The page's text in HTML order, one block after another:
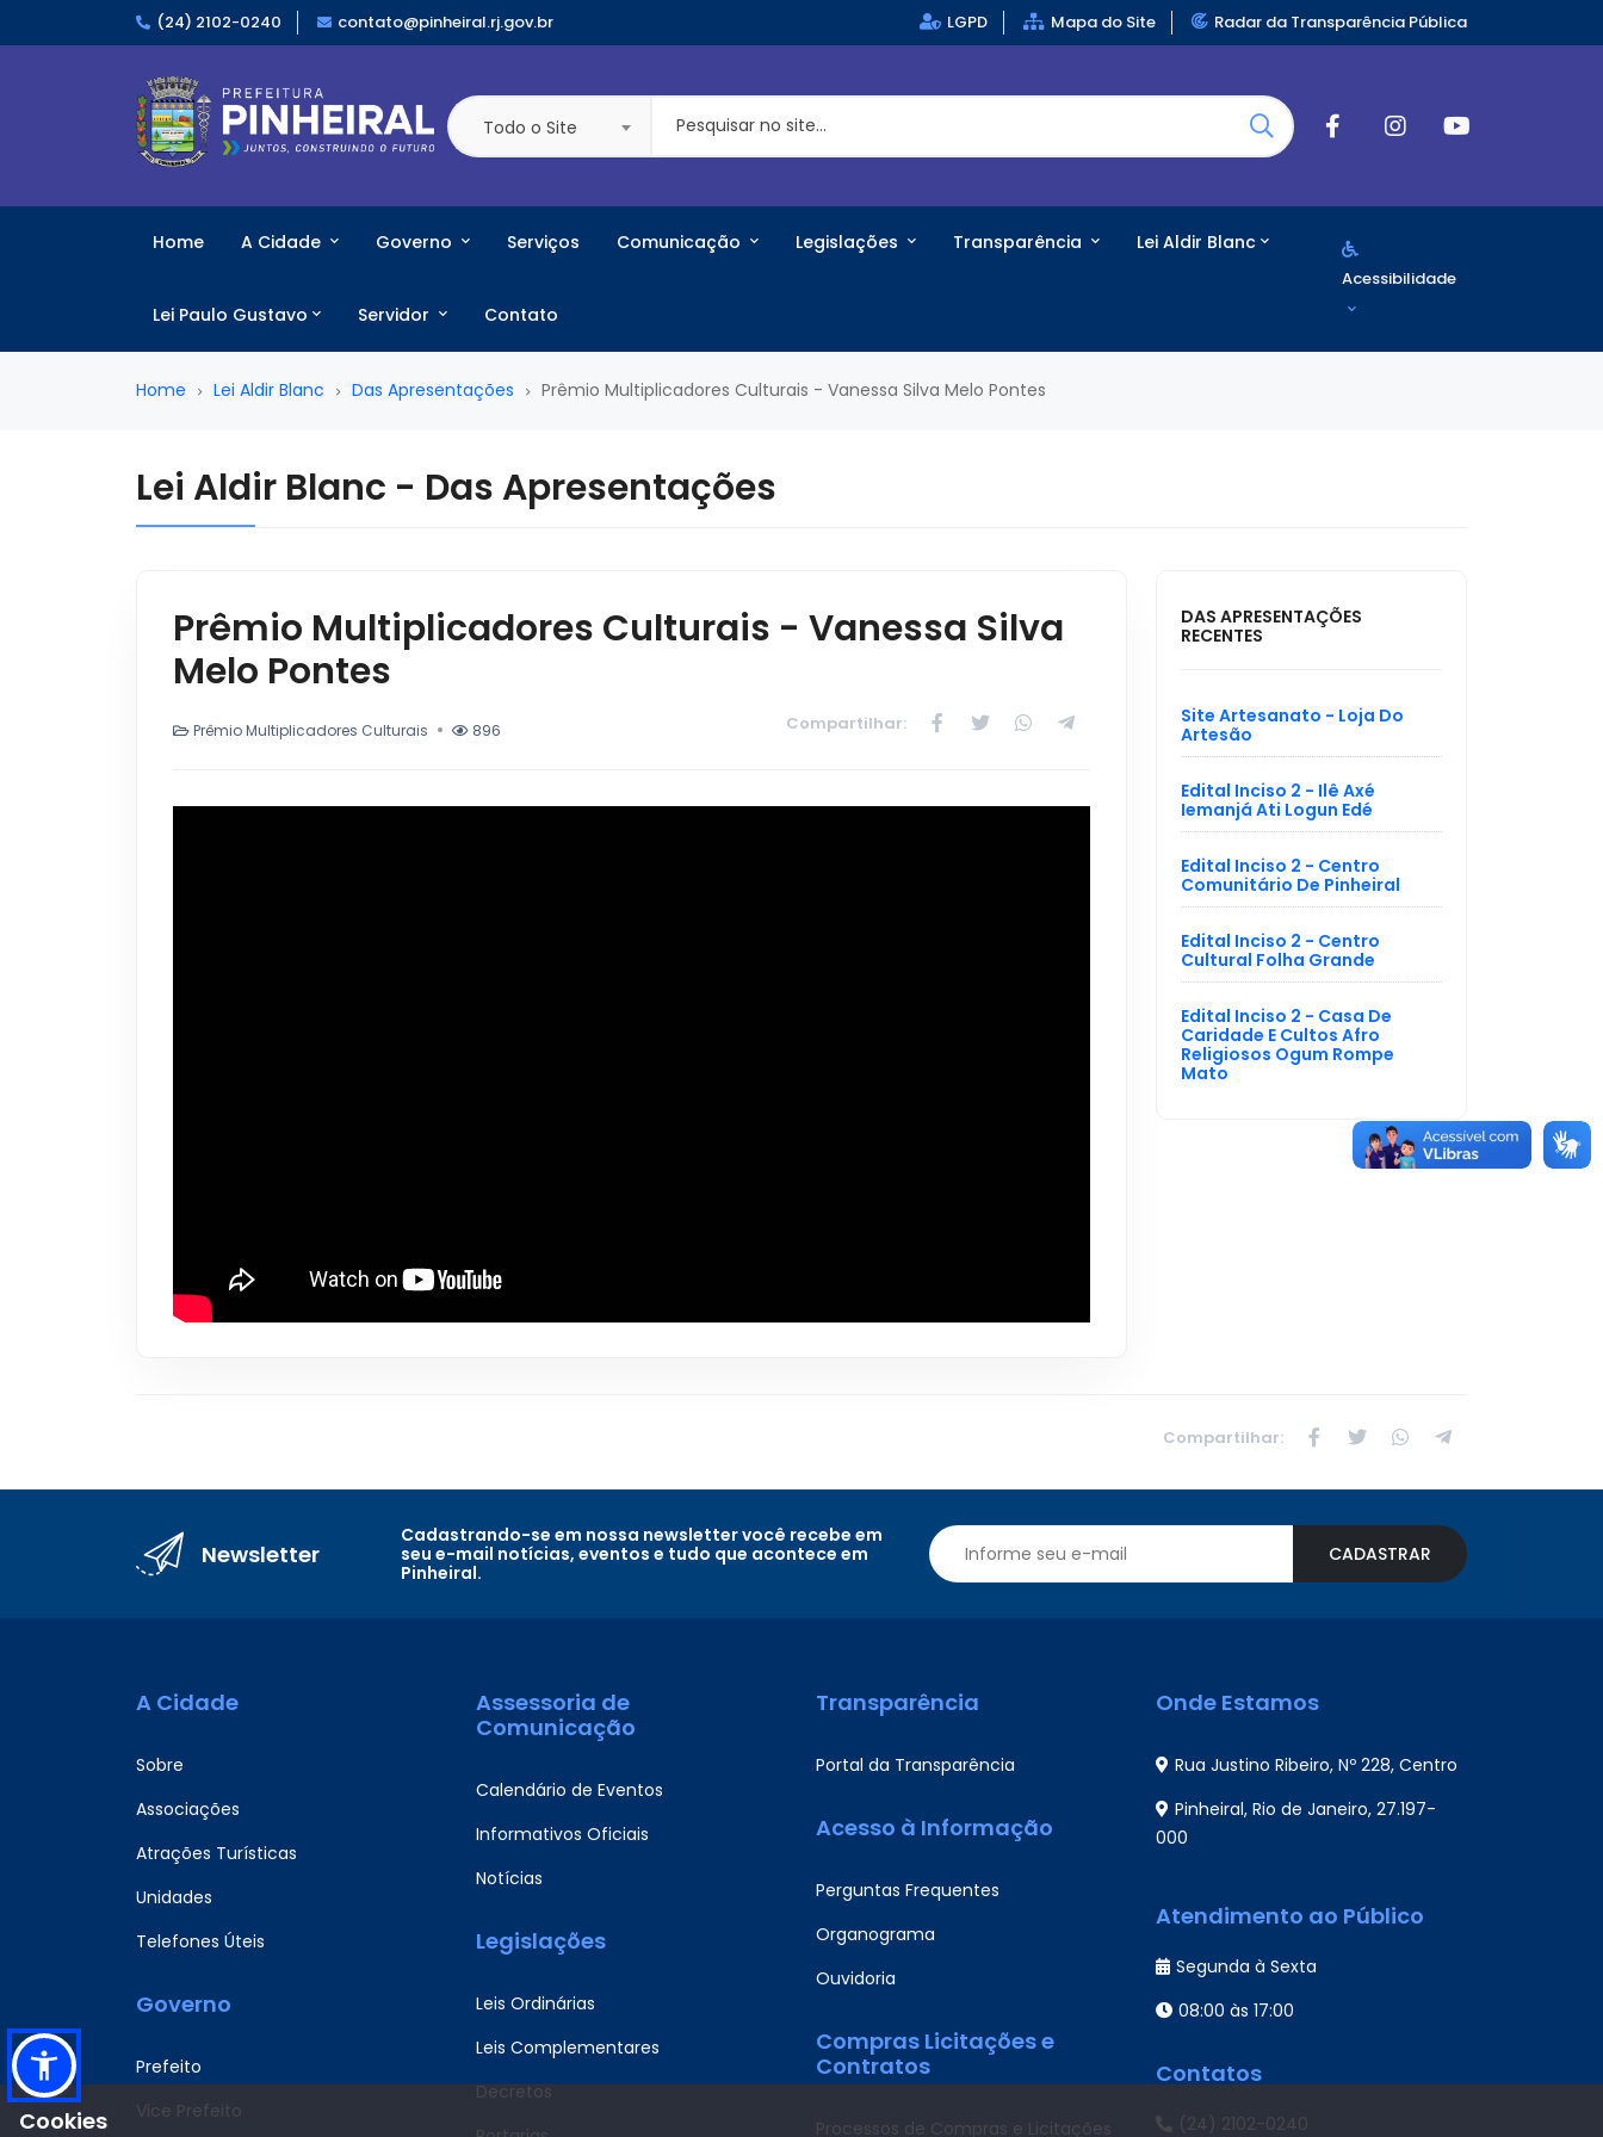
(24) 2102-0240 contato@pinheiral.rj.gov.br LGPD Mapa do Site Radar da Transparência Pública
Todo o Site
Home A Cidade Governo Serviços Comunicação Legislações Transparência Lei Aldir Blanc
Lei Paulo Gustavo Servidor Contato
Acessibilidade
Home Lei Aldir Blanc Das Apresentações Prêmio Multiplicadores Culturais - Vanessa Silva Melo Pontes
Lei Aldir Blanc - Das Apresentações
Prêmio Multiplicadores Culturais - Vanessa Silva
Melo Pontes
Prêmio Multiplicadores Culturais 896 Compartilhar:
DAS APRESENTAÇÕES
RECENTES
Site Artesanato - Loja Do
Artesão
Edital Inciso 2 - Ilê Axé
Iemanjá Ati Logun Edé
Edital Inciso 2 - Centro
Comunitário De Pinheiral
Edital Inciso 2 - Centro
Cultural Folha Grande
Edital Inciso 2 - Casa De
Caridade E Cultos Afro
Religiosos Ogum Rompe
Mato
Compartilhar:
Newsletter
Cadastrando-se em nossa newsletter você recebe em
seu e-mail notícias, eventos e tudo que acontece em
Pinheiral.
CADASTRAR
A Cidade
Sobre
Associações
Atrações Turísticas
Unidades
Telefones Úteis
Governo
Prefeito
Vice Prefeito
Assessoria de
Comunicação
Calendário de Eventos
Informativos Oficiais
Notícias
Legislações
Leis Ordinárias
Leis Complementares
Decretos
Transparência
Portal da Transparência
Acesso à Informação
Perguntas Frequentes
Organograma
Ouvidoria
Compras Licitações e
Contratos
Processos de Compras e Licitações
Onde Estamos
Rua Justino Ribeiro, Nº 228, Centro
Pinheiral, Rio de Janeiro, 27.197-
000
Atendimento ao Público
Segunda à Sexta
08:00 às 17:00
Contatos
(24) 2102-0240
Cookies